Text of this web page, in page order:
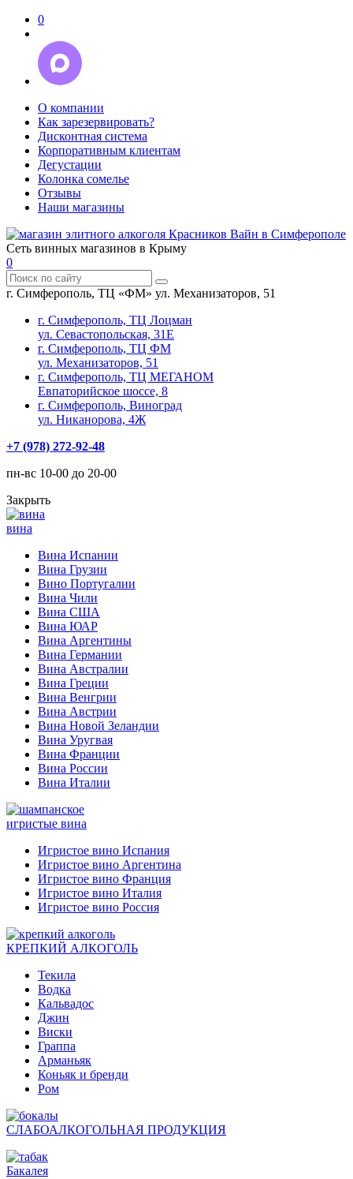
0
О компании
Как зарезервировать?
Дисконтная система
Корпоративным клиентам
Дегустации
Колонка сомелье
Отзывы
Наши магазины
Сеть винных магазинов в Крыму
0
г. Симферополь, ТЦ «ФМ» ул. Механизаторов, 51
г. Симферополь, ТЦ Лоцман
ул. Севастопольская, 31Е
г. Симферополь, ТЦ ФМ
ул. Механизаторов, 51
г. Симферополь, ТЦ МЕГАНОМ
Евпаторийское шоссе, 8
г. Симферополь, Виноград
ул. Никанорова, 4Ж
+7 (978) 272-92-48
пн-вс 10-00 до 20-00
Закрыть
вина
Вина Испании
Вина Грузии
Вино Португалии
Вина Чили
Вина США
Вина ЮАР
Вина Аргентины
Вина Германии
Вина Австралии
Вина Греции
Вина Венгрии
Вина Австрии
Вина Новой Зеландии
Вина Уругвая
Вина Франции
Вина России
Вина Италии
игристые вина
Игристое вино Испания
Игристое вино Аргентина
Игристое вино Франция
Игристое вино Италия
Игристое вино Россия
КРЕПКИЙ АЛКОГОЛЬ
Текила
Водка
Кальвадос
Джин
Виски
Граппа
Арманьяк
Коньяк и бренди
Ром
СЛАБОАЛКОГОЛЬНАЯ ПРОДУКЦИЯ
Бакалея